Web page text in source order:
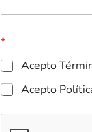
*
Acepto
Acepto